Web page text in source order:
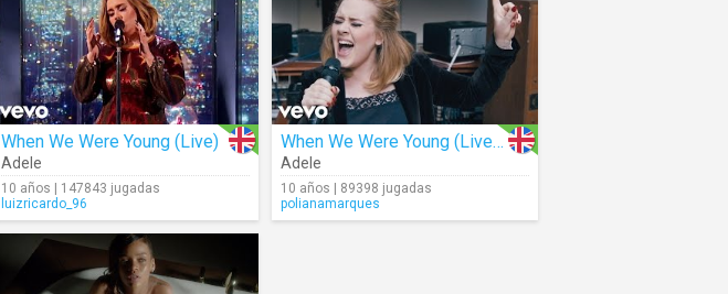
When We Were Young (Live)
Adele
10 años | 147843 jugadas
luizricardo_96
When We Were Young (Live Studio)
Adele
10 años | 89398 jugadas
polianamarques